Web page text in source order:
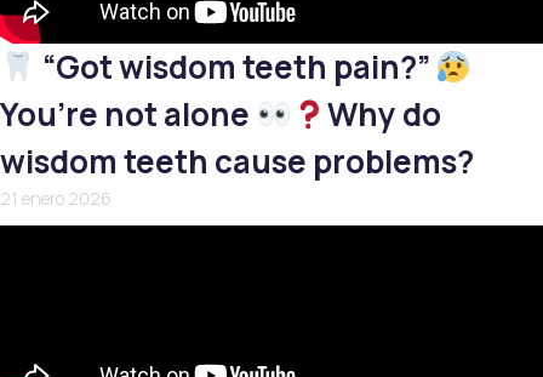
“Got wisdom teeth pain?”
You’re not alone
Why do
wisdom teeth cause problems?
21 enero 2026